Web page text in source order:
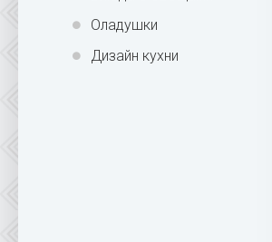
Оладушки
Дизайн кухни